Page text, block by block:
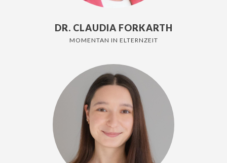
DR. CLAUDIA FORKARTH
MOMENTAN IN ELTERNZEIT